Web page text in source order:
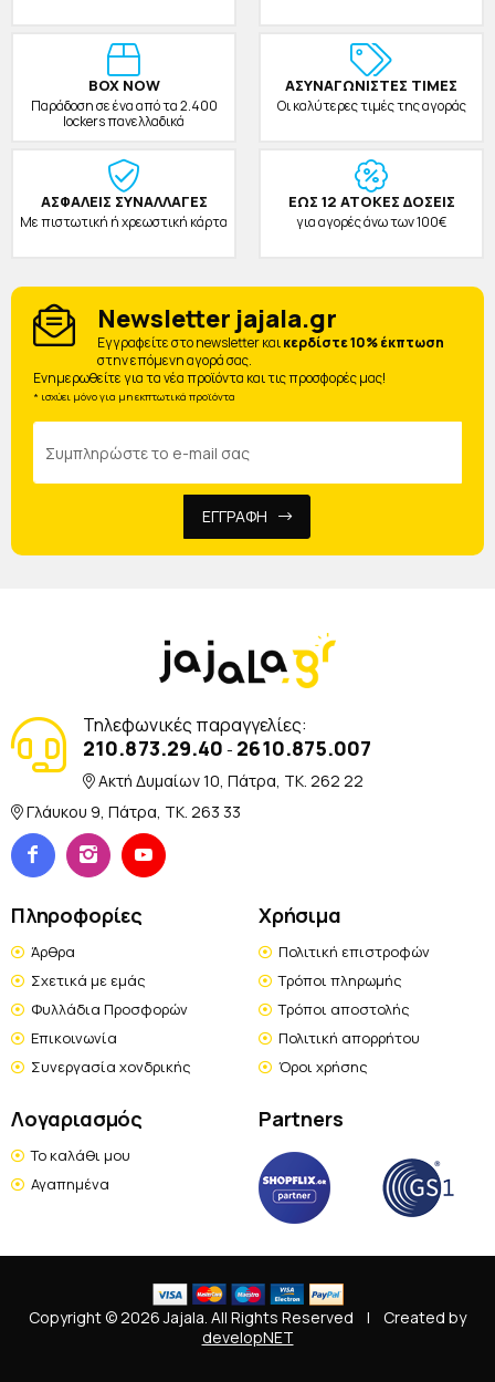
BOX NOW
Παράδοση σε ένα από τα 2.400
lockers πανελλαδικά
ΑΣΥΝΑΓΩΝΙΣΤΕΣ ΤΙΜΕΣ
Οι καλύτερες τιμές της αγοράς
ΑΣΦΑΛΕΙΣ ΣΥΝΑΛΛΑΓΕΣ
Με πιστωτική ή χρεωστική κάρτα
ΕΩΣ 12 ΑΤΟΚΕΣ ΔΟΣΕΙΣ
για αγορές άνω των 100€
Newsletter jajala.gr
Eγγραφείτε στο newsletter καικερδίστε 10% έκπτωση
στην επόμενη αγορά σας.
Ενημερωθείτε για τα νέα προϊόντα και τις προσφορές μας!
* ισχύει μόνο για μη εκπτωτικά προϊόντα
ΕΓΓΡΑΦΗ
Τηλεφωνικές παραγγελίες:
210.873.29.40 - 2610.875.007
Ακτή Δυμαίων 10, Πάτρα, TK. 262 22
Γλάυκου 9, Πάτρα, TK. 263 33
Πληροφορίες
Άρθρα
Σχετικά με εμάς
Φυλλάδια Προσφορών
Επικοινωνία
Συνεργασία χονδρικής
Χρήσιμα
Πολιτική επιστροφών
Τρόποι πληρωμής
Τρόποι αποστολής
Πολιτική απορρήτου
Όροι χρήσης
Λογαριασμός
Το καλάθι μου
Αγαπημένα
Partners
Copyright © 2026 Jajala. All Rights Reserved |
Created by
developNET